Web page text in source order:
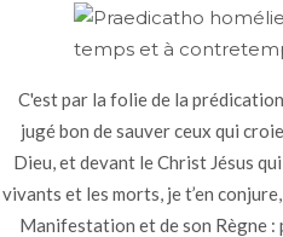
C'est par la folie de la
jugé bon de sauver ceux qui
Dieu, et devant le Christ Jésus
vivants et les morts, je t’en conjure,
Manifestation et de son Règne :